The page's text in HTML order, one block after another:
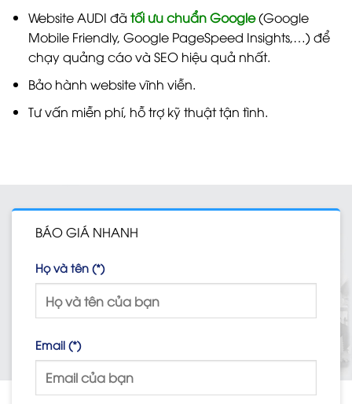
Website AUDI đã tối ưu chuẩn Google(Google
Mobile Friendly, Google PageSpeed Insights,…) để
chạy quảng cáo và SEO hiệu quả nhất.
Bảo hành website vĩnh viễn.
Tư vấn miễn phí, hỗ trợ kỹ thuật tận tình.
BÁO GIÁ NHANH
Họ và tên (*)
Email (*)